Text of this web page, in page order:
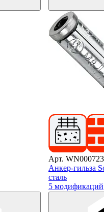
Арт.
Анкер-гильза
сталь
5 модификаций